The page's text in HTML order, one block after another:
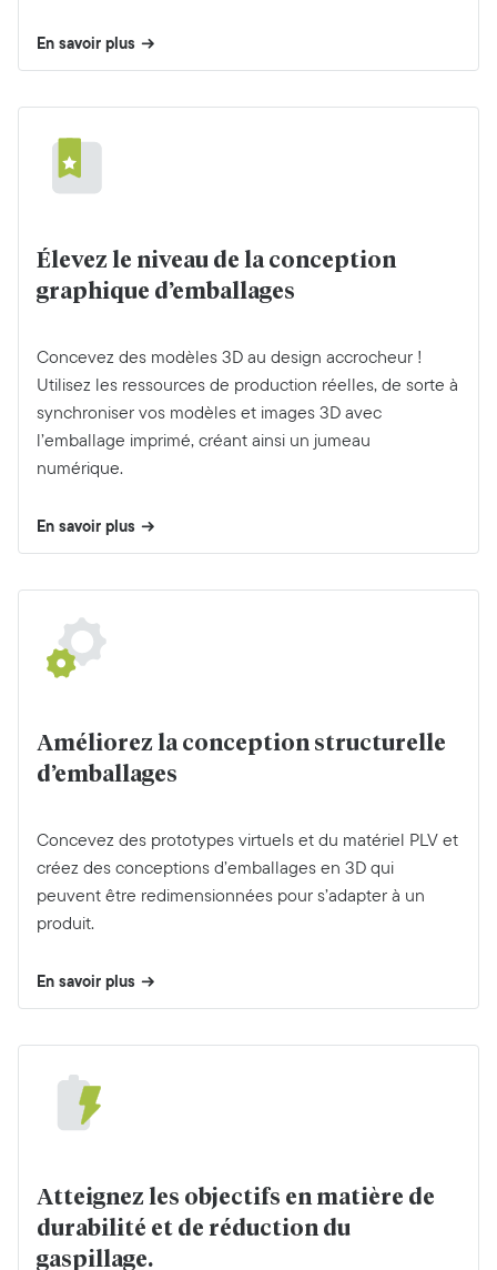
En savoir plus
Élevez le niveau de la conception
graphique d’emballages
Concevez des modèles 3D au design accrocheur !
Utilisez les ressources de production réelles, de sorte à
synchroniser vos modèles et images 3D avec
l’emballage imprimé, créant ainsi un jumeau
numérique.
En savoir plus
Améliorez la conception structurelle
d’emballages
Concevez des prototypes virtuels et du matériel PLV et
créez des conceptions d’emballages en 3D qui
peuvent être redimensionnées pour s’adapter à un
produit.
En savoir plus
Atteignez les objectifs en matière de
durabilité et de réduction du
gaspillage.